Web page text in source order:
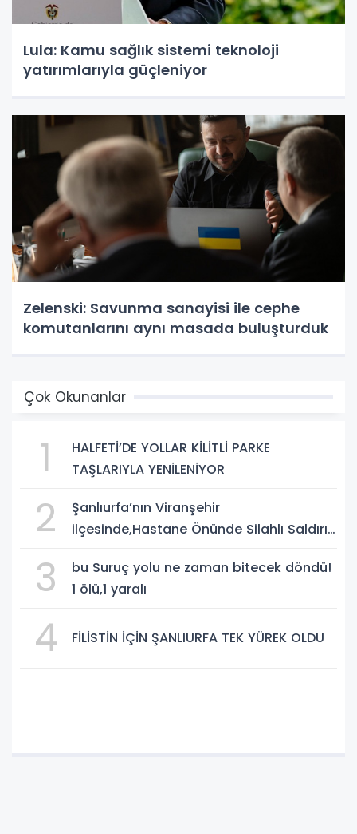
Lula: Kamu sağlık sistemi teknoloji
yatırımlarıyla güçleniyor
Zelenski: Savunma sanayisi ile cephe
komutanlarını aynı masada buluşturduk
Çok Okunanlar
1
HALFETİ’DE YOLLAR KİLİTLİ PARKE
TAŞLARIYLA YENİLENİYOR
2
Şanlıurfa’nın Viranşehir
ilçesinde,Hastane Önünde Silahlı Saldırı:
3
bu Suruç yolu ne zaman bitecek döndü!
1 ölü,1 yaralı
4 FİLİSTİN İÇİN ŞANLIURFA TEK YÜREK OLDU